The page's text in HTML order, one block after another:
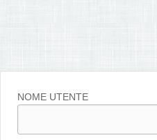
NOME UTENTE